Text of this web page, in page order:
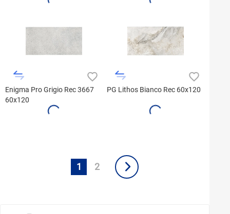
Enigma Pro Grigio Rec 3667
60x120
PG Lithos Bianco Rec 60x120
1 2